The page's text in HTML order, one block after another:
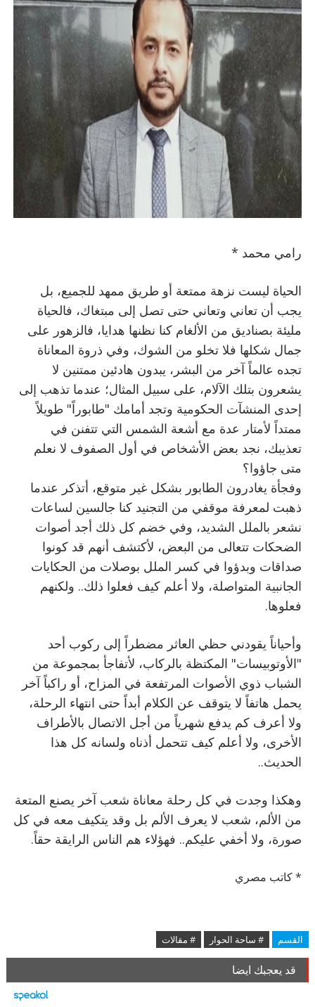
رامي محمد *
الحياة ليست نزهة ممتعة أو طريق ممهد للجميع، بل
يجب أن تعاني وتعاني حتى تصل إلى مبتغاك، فالحياة
مليئة بصناديق من الألغام كنا نظنها هدايا، فالزهور على
جمال شكلها فلا تخلو من الشوك، وفي ذروة المعاناة
تجده عالماً آخر من البشر، يبدون هادئين ممتنين لا
يشعرون بتلك الآلام، على سبيل المثال؛ عندما تذهب إلى
إحدى المنشآت الحكومية وتجد أمامك "طابوراً" طويلاً
ممتداً لأمتار عدة مع أشعة الشمس التي تتفنن في
تعذيبك، نجد بعض الأشخاص في أول الصفوف لا نعلم
متى جاؤوا؟
وفجأة يغادرون الطابور بشكل غير متوقع، أتذكر عندما
ذهبت لمعرفة موقفي من التجنيد كنا جالسين لساعات
نشعر بالملل الشديد، وفي خضم كل ذلك أجد أصوات
الضحكات تتعالى من البعض، لأكتشف أنهم قد كونوا
صداقات وبدؤوا في كسر الملل بوصلات من الحكايات
الجانبية المتواصلة، ولا أعلم كيف فعلوا ذلك.. ولكنهم
فعلوها.
وأحياناً يقودني حظي العاثر مضطراً إلى ركوب أحد
"الأوتوبيسات" المكتظة بالركاب، لأتفاجأ بمجموعة من
الشباب ذوي الأصوات المرتفعة في المزاح، أو راكباً آخر
يحمل هاتفاً لا يتوقف عن الكلام أبداً حتى انتهاء الرحلة،
ولا أعرف كم يدفع شهرياً من أجل الاتصال بالأطراف
الأخرى، ولا أعلم كيف تتحمل أذناه ولسانه كل هذا
الحديث..
وهكذا وجدت في كل رحلة معاناة شعب آخر يصنع المتعة
من الألم، شعب لا يعرف الألم بل وقد يتكيف معه في كل
صورة، ولا أخفي عليكم.. فهؤلاء هم الناس الرايقة حقاً.
* كاتب مصري
القسم # ساحة الحوار # مقالات
قد يعجبك ايضا